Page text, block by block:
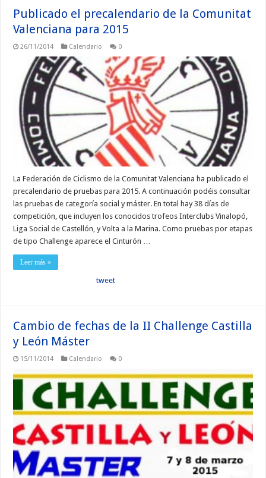
Publicado el precalendario de la Comunitat
Valenciana para 2015
26/11/2014 Calendario 0
La Federación de Ciclismo de la Comunitat Valenciana ha publicado el
precalendario de pruebas para 2015. A continuación podéis consultar
las pruebas de categoría social y máster. En total hay 38 días de
competición, que incluyen los conocidos trofeos Interclubs Vinalopó,
Liga Social de Castellón, y Volta a la Marina. Como pruebas por etapas
de tipo Challenge aparece el Cinturón …
Leer más »
tweet
Cambio de fechas de la II Challenge Castilla
y León Máster
15/11/2014 Calendario 0